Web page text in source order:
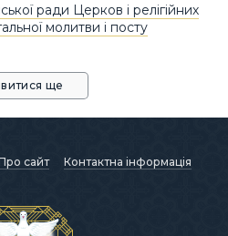
ради Церков і релігійних
молитви і посту
ще
сайт Контактна інформація